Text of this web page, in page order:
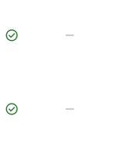
check_circle remove
check_circle remove